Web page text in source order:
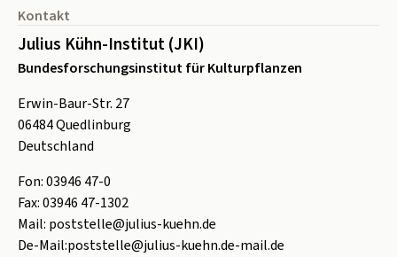
Kontakt
Julius Kühn-Institut (JKI)
Bundesforschungsinstitut für Kulturpflanzen
Erwin-Baur-Str. 27
06484Quedlinburg
Deutschland
Fon:03946 47-0
Fax:03946 47-1302
Mail: poststelle@julius-kuehn.de
De-Mail:poststelle@julius-kuehn.de-mail.de